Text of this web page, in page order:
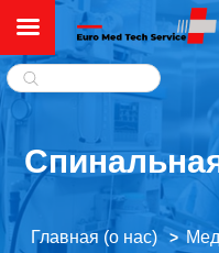
Главная (о нас) >